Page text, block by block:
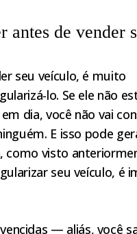
antes de vender
seu veículo, é muito
lo. Se ele não
dia, você não vai
E isso pode
como visto
seu veículo, é
— aliás, você